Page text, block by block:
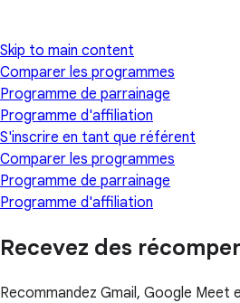
Skip to main content
Comparer les programmes
Programme de parrainage
Programme d'affiliation
S'inscrire en tant que référent
Comparer les programmes
Programme de parrainage
Programme d'affiliation
Recevez des
Recommandez Gmail, Google